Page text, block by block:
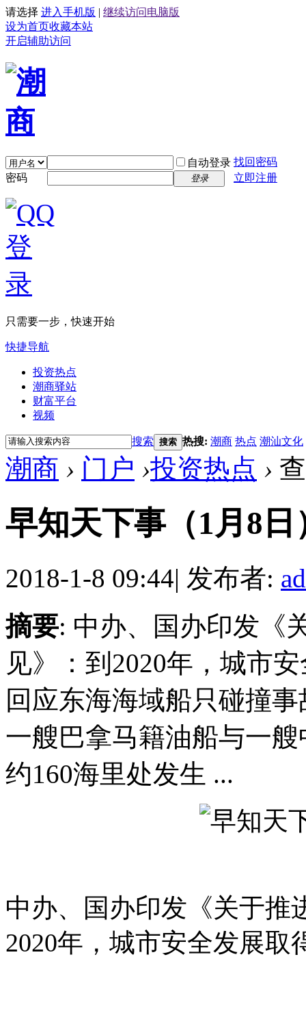
请选择 进入手机版 | 继续访问电脑版
设为首页收藏本站
开启辅助访问
自动登录 找回密码
密码
登录 立即注册
只需要一步，快速开始
快捷导航
投资热点
潮商驿站
财富平台
视频
搜索 搜索 热搜: 潮商 热点 潮汕文化
潮商 › 门户 ›投资热点 ›
早知天下事（1月8日
2018-1-8 09:44| 发布者:
摘要: 中办、国办印发《
见》：到2020年，城市
回应东海海域船只碰撞
一艘巴拿马籍油船与一
约160海里处发生 ...
中办、国办印发《关于推
2020年，城市安全发展取